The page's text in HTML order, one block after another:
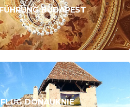
BUDAPEST
DONAUKNIE